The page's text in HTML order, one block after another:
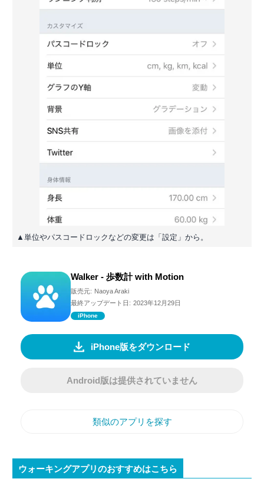
▲単位やパスコードロックなどの変更は「設定」から。
Walker - 歩数計 with Motion
販売元: Naoya Araki
最終アップデート日: 2023年12月29日
iPhone
iPhone版をダウンロード
Android版は提供されていません
類似のアプリを探す
ウォーキングアプリのおすすめはこちら